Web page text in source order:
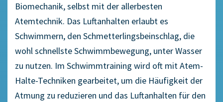
Biomechanik, selbst mit der allerbesten
Atemtechnik. Das Luftanhalten erlaubt es
Schwimmern, den Schmetterlingsbeinschlag, die
wohl schnellste Schwimmbewegung, unter Wasser
zu nutzen. Im Schwimmtraining wird oft mit Atem-
Halte-Techniken gearbeitet, um die Häufigkeit der
Atmung zu reduzieren und das Luftanhalten für den